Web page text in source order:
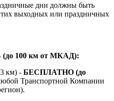
дни должны быть
выходных или праздничных
100 км от МКАД):
км) - БЕСПЛАТНО (до
Транспортной Компании